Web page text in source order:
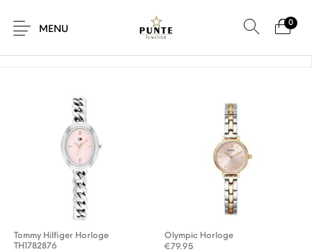
MENU
0
Home / Product Kleur wijzerplaat Roze
Tommy Hilfiger Horloge
TH1782876
Olympic Horloge
€79.95